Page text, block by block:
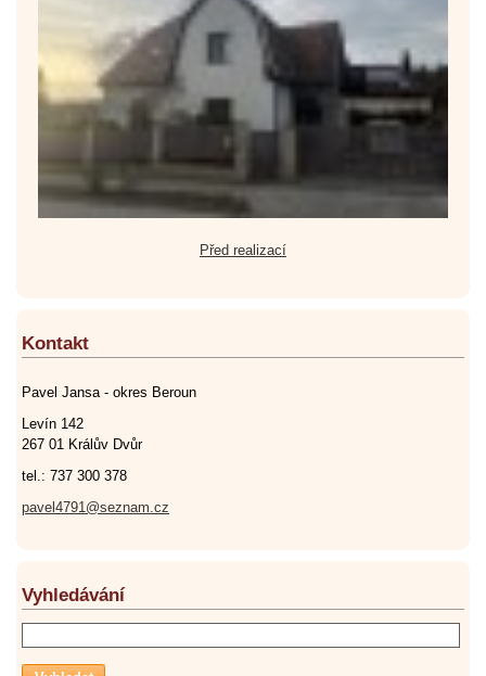
Před realizací
Kontakt
Pavel Jansa - okres Beroun
Levín 142
267 01 Králův Dvůr
tel.: 737 300 378
pavel4791@seznam.cz
Vyhledávání